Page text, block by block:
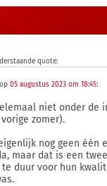
quote:
05 augustus 2023 om 18:45:
niet onder de
zomer).
nog geen één
maar dat is een
duur voor hun